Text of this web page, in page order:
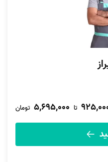
تا 5,695,000 تومان